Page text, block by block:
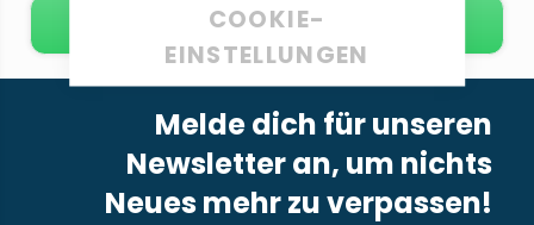
E-Mail schreiben
Melde dich für unseren
Newsletter an, um nichts
Neues mehr zu verpassen!
COOKIE-
EINSTELLUNGEN